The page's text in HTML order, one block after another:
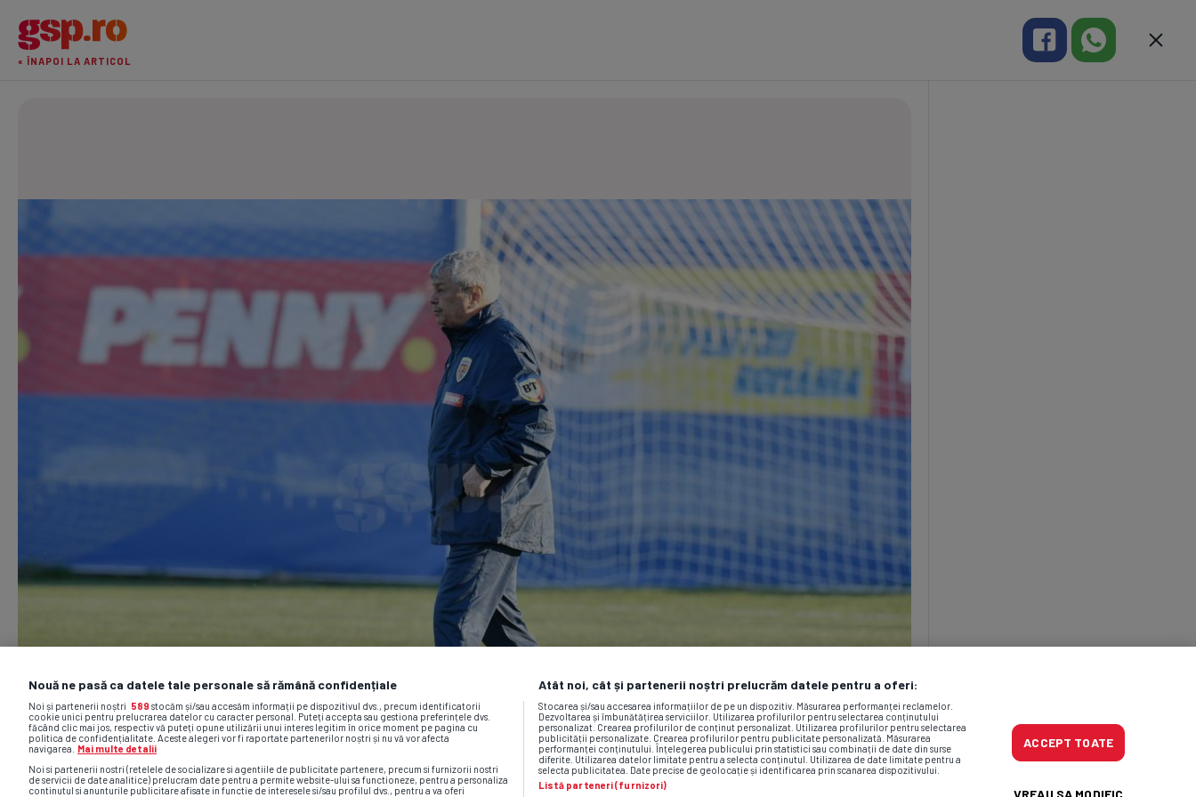
« ÎNAPOI LA ARTICOL
Nouă ne pasă ca datele tale personale să rămână confidențiale
Noi și partenerii noștri 589 stocăm și/sau accesăm informații pe dispozitivul dvs., precum identificatorii
cookie unici pentru prelucrarea datelor cu caracter personal. Puteți accepta sau gestiona preferințele dvs.
făcând clic mai jos, respectiv vă puteți opune utilizării unui interes legitim în orice moment pe pagina cu
politica de confidențialitate. Aceste alegeri vor fi raportate partenerilor noștri și nu vă vor afecta
navigarea.
Mai multe detalii
Noi si partenerii nostri (retelele de socializare si agentiile de publicitate partenere, precum si furnizorii nostri
de servicii de date analitice) prelucram date pentru a permite website-ului sa functioneze, pentru a personaliza
continutul si anunturile publicitare afisate in functie de interesele si/sau profilul dvs., pentru a va oferi
Atât noi, cât și partenerii noștri prelucrăm datele pentru a oferi:
Stocarea și/sau accesarea informațiilor de pe un dispozitiv. Măsurarea performanței reclamelor.
Dezvoltarea și îmbunătățirea serviciilor. Utilizarea profilurilor pentru selectarea conținutului
personalizat. Crearea profilurilor de conținut personalizat. Utilizarea profilurilor pentru selectarea
publicității personalizate. Crearea profilurilor pentru publicitate personalizată. Măsurarea
performanței conținutului. Înțelegerea publicului prin statistici sau combinații de date din surse
diferite. Utilizarea datelor limitate pentru a selecta conținutul. Utilizarea de date limitate pentru a
selecta publicitatea. Date precise de geolocație și identificarea prin scanarea dispozitivului.
Listă parteneri (furnizori)
ACCEPT TOATE
VREAU SA MODIFIC